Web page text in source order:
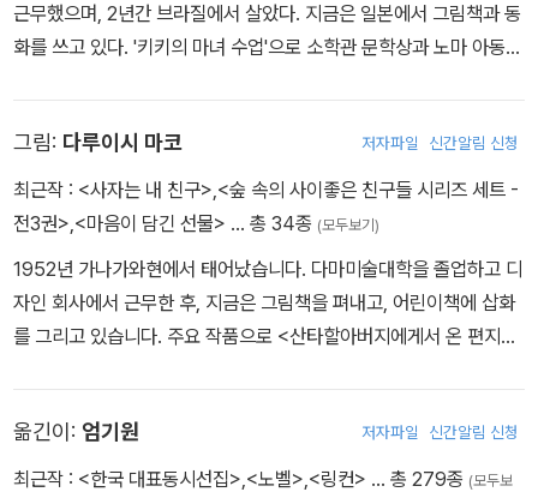
근무했으며, 2년간 브라질에서 살았다. 지금은 일본에서 그림책과 동
화를 쓰고 있다. '키키의 마녀 수업'으로 소학관 문학상과 노마 아동문
녀 수업', '보물찾기는 힘들어' 등이 있다.
그림: 다루이시 마코 저자파일 신간알림 신청
최근작 : <사자는 내 친구>,<숲 속의 사이좋은 친구들 시리즈 세트 -
전3권>,<마음이 담긴 선물> … 총 34종 (모두보기)
1952년 가나가와현에서 태어났습니다. 다마미술대학을 졸업하고 디
자인 회사에서 근무한 후, 지금은 그림책을 펴내고, 어린이책에 삽화
를 그리고 있습니다. 주요 작품으로 <산타할아버지에게서 온 편지>,
옮긴이: 엄기원 저자파일 신간알림 신청
최근작 : <한국 대표동시선집>,<노벨>,<링컨> … 총 279종 (모두보